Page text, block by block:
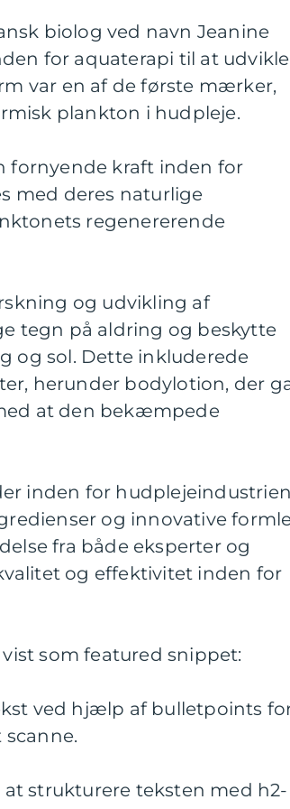
biolog ved navn Jeanine
for aquaterapi til at udvikle
var en af de første mærker,
plankton i hudpleje.
fornyende kraft inden for
med deres naturlige
regenererende
og udvikling af
tegn på aldring og beskytte
og sol. Dette inkluderede
herunder bodylotion, der
at den bekæmpede
inden for
og innovative
fra både eksperter og
og effektivitet inden for
som featured snippet:
ved hjælp af bulletpoints
strukturere teksten med h2-